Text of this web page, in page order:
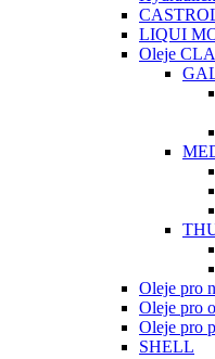
LIQUI
Oleje
Oleje pro
Oleje pro
Oleje pro
SHELL